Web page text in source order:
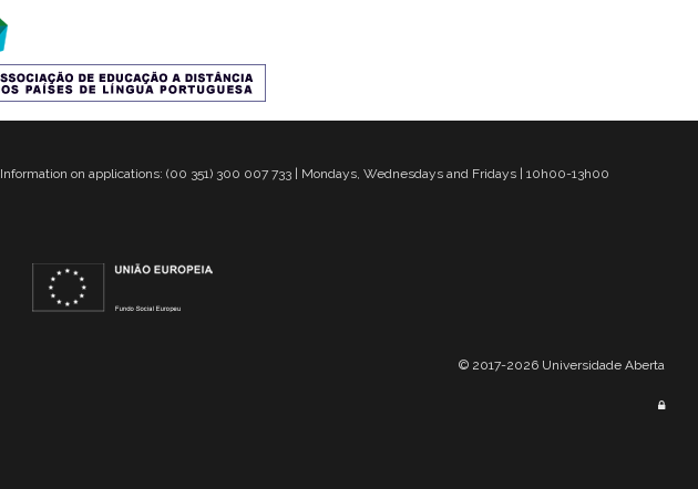
Information on applications: (00 351) 300 007 733 | Mondays, Wednesdays and Fridays | 10h00-13h00
© 2017-2026 Universidade Aberta